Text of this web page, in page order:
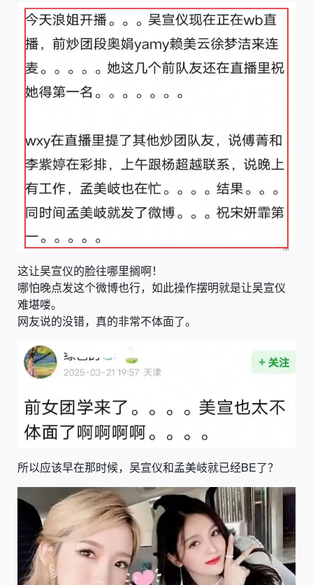
这让吴宣仪的脸往哪里搁啊！
哪怕晚点发这个微博也行，如此操作摆明就是让吴宣仪
难堪喽。
网友说的没错，真的非常不体面了。
所以应该早在那时候，吴宣仪和孟美岐就已经BE了？